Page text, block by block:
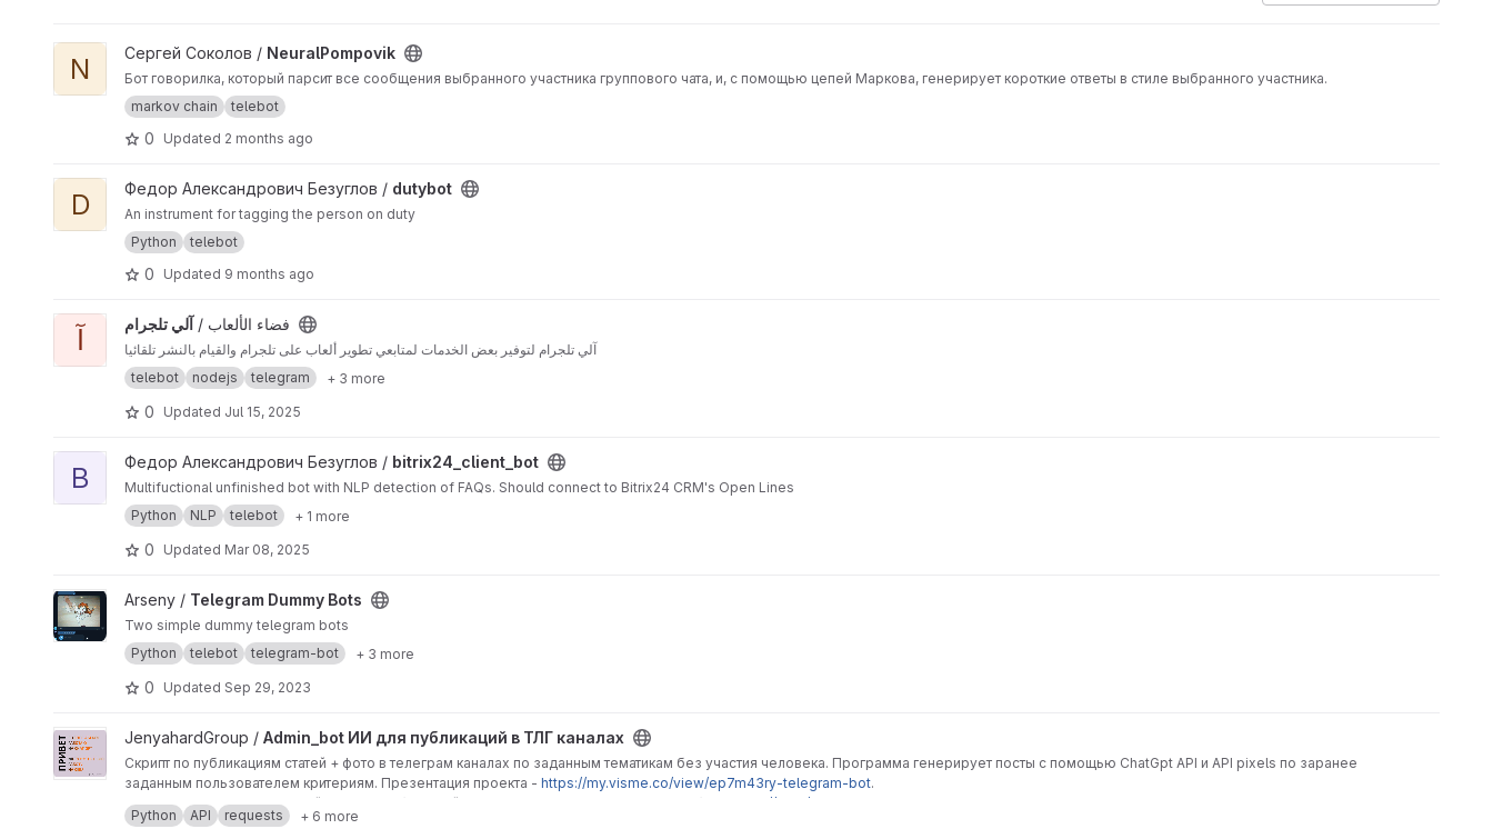
View NeuralPompovik project
N Сергей Соколов / NeuralPompovik
Бот говорилка, который парсит все сообщения выбранного участника группового чата, и, с помощью цепей Маркова, генерирует короткие ответы в стиле выбранного участника.
markov chain
telebot
0 Updated 2 months ago
View dutybot project
D Федор Александрович Безуглов / dutybot
An instrument for tagging the person on duty
Python
telebot
0 Updated 9 months ago
View آلي تلجرام project آ فضاء الألعاب / آلي تلجرام
آلي تلجرام لتوفير بعض الخدمات لمتابعي تطوير ألعاب على تلجرام والقيام بالنشر تلقائيا
telebot
nodejs telegram + 3 more
0 Updated Jul 15, 2025
View bitrix24_client_bot project
B Федор Александрович Безуглов / bitrix24_client_bot
Multifuctional unfinished bot with NLP detection of FAQs. Should connect to Bitrix24 CRM's Open Lines
Python
NLP telebot + 1 more
0 Updated Mar 08, 2025
View Telegram Dummy Bots project
Arseny / Telegram Dummy Bots
Two simple dummy telegram bots
Python
telebot telegram-bot + 3 more
0 Updated Sep 29, 2023
View Admin_bot ИИ для публикаций в ТЛГ каналах project
JenyahardGroup / Admin_bot ИИ для публикаций в ТЛГ каналах
Скрипт по публикациям статей + фото в телеграм каналах по заданным тематикам без участия человека. Программа генерирует посты с помощью ChatGpt API и API pixels по заранее
заданным пользователем критериям. Презентация проекта - https://my.visme.co/view/ep7m43ry-telegram-bot.
Все управление программой, темами публикаций и т.п. происходит через Телеграм бот -
https://t.me/Telega_adminbot
Python API requests + 6 more